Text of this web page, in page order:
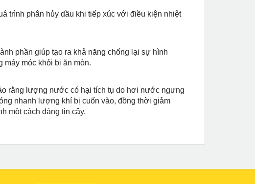
trình phân hủy dầu khi tiếp xúc với điều kiện nhiệt
phần giúp tạo ra khả năng chống lại sự hình
máy móc khỏi bị ăn mòn.
rằng lượng nước có hại tích tụ do hơi nước ngưng
nhanh lượng khí bị cuốn vào, đồng thời giảm
một cách đáng tin cậy.